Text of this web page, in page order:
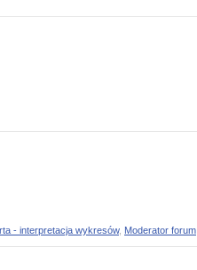
- interpretacja wykresów, Moderator forum